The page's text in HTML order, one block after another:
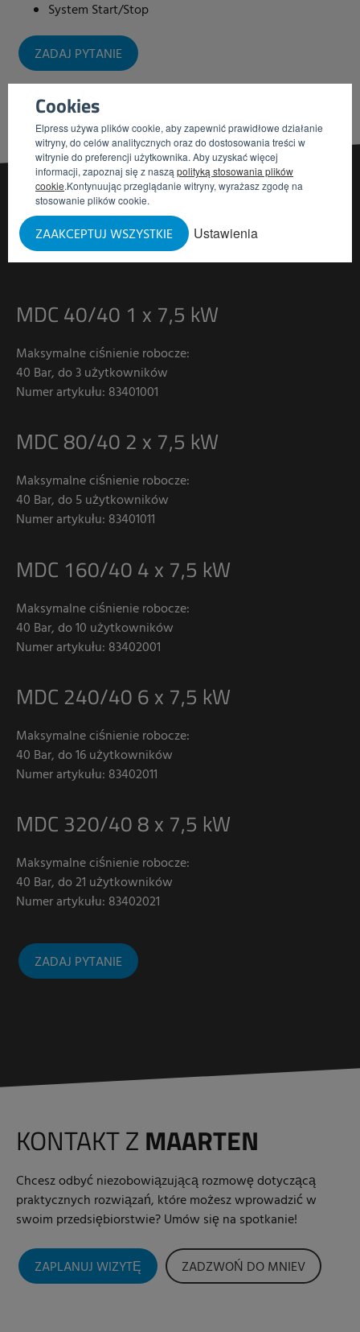
Cookies
Elpress używa plików cookie, aby zapewnić prawidłowe działanie
witryny, do celów analitycznych oraz do dostosowania treści w
witrynie do preferencji użytkownika. Aby uzyskać więcej
informacji, zapoznaj się z naszą polityką stosowania plików
cookie.Kontynuując przeglądanie witryny, wyrażasz zgodę na
stosowanie plików cookie.
Ustawienia
ZAAKCEPTUJ WSZYSTKIE
System Start/Stop
ZADAJ PYTANIE
NASZEWERSJE
MDC 40/40 1 x 7,5 kW
Maksymalne ciśnienie robocze:
40 Bar, do 3 użytkowników
Numer artykułu: 83401001
MDC 80/40 2 x 7,5 kW
Maksymalne ciśnienie robocze:
40 Bar, do 5 użytkowników
Numer artykułu: 83401011
MDC 160/40 4 x 7,5 kW
Maksymalne ciśnienie robocze:
40 Bar, do 10 użytkowników
Numer artykułu: 83402001
MDC 240/40 6 x 7,5 kW
Maksymalne ciśnienie robocze:
40 Bar, do 16 użytkowników
Numer artykułu: 83402011
MDC 320/40 8 x 7,5 kW
Maksymalne ciśnienie robocze:
40 Bar, do 21 użytkowników
Numer artykułu: 83402021
ZADAJ PYTANIE
KONTAKT Z MAARTEN
Chcesz odbyć niezobowiązującą rozmowę dotyczącą
praktycznych rozwiązań, które możesz wprowadzić w
swoim przedsiębiorstwie? Umów się na spotkanie!
ZAPLANUJ WIZYTĘ ZADZWOŃ DO MNIEV